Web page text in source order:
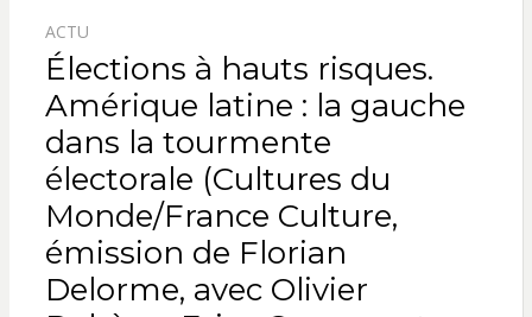
ACTU
Élections à hauts risques.
Amérique latine : la gauche
dans la tourmente
électorale (Cultures du
Monde/France Culture,
émission de Florian
Delorme, avec Olivier